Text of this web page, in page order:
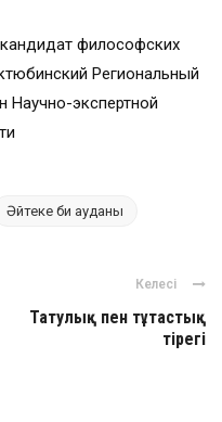
философских
Региональный
Научно-экспертной
Әйтеке би ауданы
Келесі
Татулық пен тұтастық
тірегі